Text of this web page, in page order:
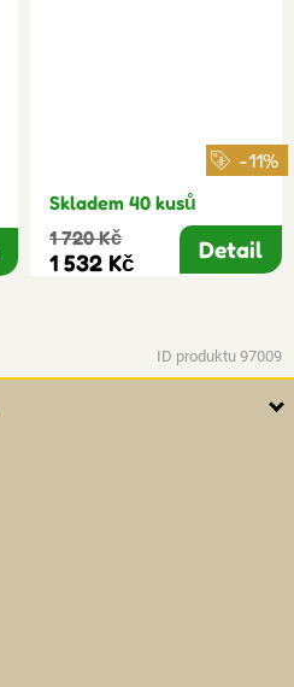
-11%
Skladem 40 kusů
1 720 Kč
1 532 Kč Detail
ID produktu 97009